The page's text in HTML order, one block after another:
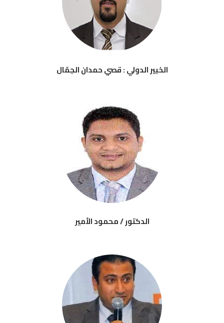
الخبير الدولي : قصي حمدان الجمّال
الدكتور / محمود الأمير